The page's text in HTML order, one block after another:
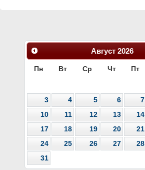
Август 2026
Пн Вт Ср Чт Пт
3
4 5 6 7
10
11 12 13 14
17
18 19 20 21
24
25 26 27 28
31